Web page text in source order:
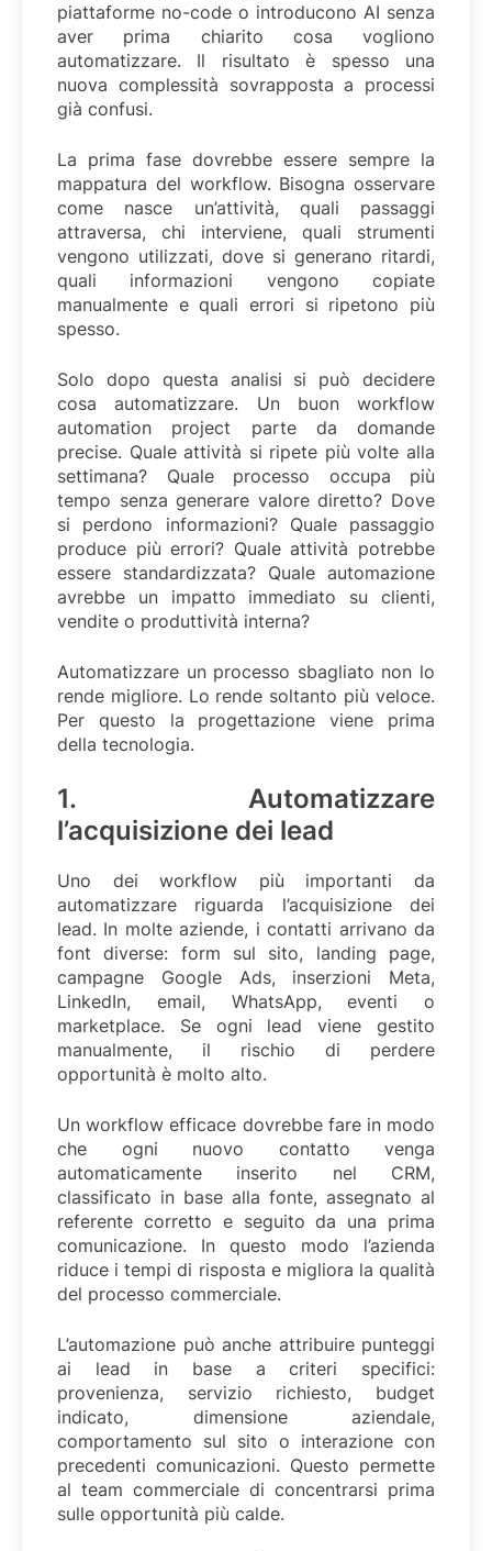
piattaforme no-code o introducono AI senza
aver prima chiarito cosa vogliono
automatizzare. Il risultato è spesso una
nuova complessità sovrapposta a processi
già confusi.
La prima fase dovrebbe essere sempre la
mappatura del workflow. Bisogna osservare
come nasce un’attività, quali passaggi
attraversa, chi interviene, quali strumenti
vengono utilizzati, dove si generano ritardi,
quali informazioni vengono copiate
manualmente e quali errori si ripetono più
spesso.
Solo dopo questa analisi si può decidere
cosa automatizzare. Un buon workflow
automation project parte da domande
precise. Quale attività si ripete più volte alla
settimana? Quale processo occupa più
tempo senza generare valore diretto? Dove
si perdono informazioni? Quale passaggio
produce più errori? Quale attività potrebbe
essere standardizzata? Quale automazione
avrebbe un impatto immediato su clienti,
vendite o produttività interna?
Automatizzare un processo sbagliato non lo
rende migliore. Lo rende soltanto più veloce.
Per questo la progettazione viene prima
della tecnologia.
1. Automatizzare
l’acquisizione dei lead
Uno dei workflow più importanti da
automatizzare riguarda l’acquisizione dei
lead. In molte aziende, i contatti arrivano da
font diverse: form sul sito, landing page,
campagne Google Ads, inserzioni Meta,
LinkedIn, email, WhatsApp, eventi o
marketplace. Se ogni lead viene gestito
manualmente, il rischio di perdere
opportunità è molto alto.
Un workflow efficace dovrebbe fare in modo
che ogni nuovo contatto venga
automaticamente inserito nel CRM,
classificato in base alla fonte, assegnato al
referente corretto e seguito da una prima
comunicazione. In questo modo l’azienda
riduce i tempi di risposta e migliora la qualità
del processo commerciale.
L’automazione può anche attribuire punteggi
ai lead in base a criteri specifici:
provenienza, servizio richiesto, budget
indicato, dimensione aziendale,
comportamento sul sito o interazione con
precedenti comunicazioni. Questo permette
al team commerciale di concentrarsi prima
sulle opportunità più calde.